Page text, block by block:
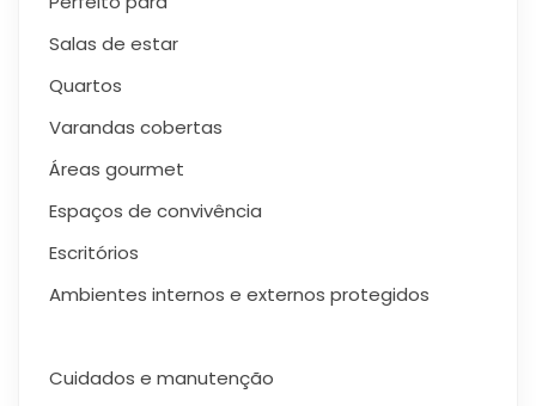
Salas de estar
Quartos
Varandas cobertas
Áreas gourmet
Espaços de convivência
Escritórios
Ambientes internos e externos protegidos
Cuidados e manutenção